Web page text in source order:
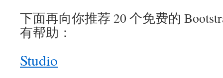
下面再向你推荐 20 个免费的
有帮助：
Studio